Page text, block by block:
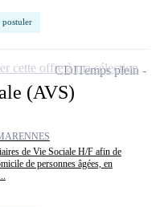
postuler
(AVS)
de Vie Sociale H/F afin de
de personnes âgées, en
CDITemps plein
cette offre à ma sélection